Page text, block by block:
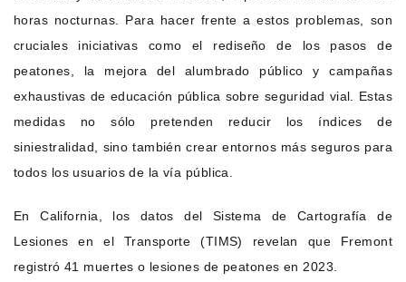
horas nocturnas. Para hacer frente a estos problemas, son
cruciales iniciativas como el rediseño de los pasos de
peatones, la mejora del alumbrado público y campañas
exhaustivas de educación pública sobre seguridad vial. Estas
medidas no sólo pretenden reducir los índices de
siniestralidad, sino también crear entornos más seguros para
todos los usuarios de la vía pública.
En California, los datos del Sistema de Cartografía de
Lesiones en el Transporte (TIMS) revelan que Fremont
registró 41 muertes o lesiones de peatones en 2023.